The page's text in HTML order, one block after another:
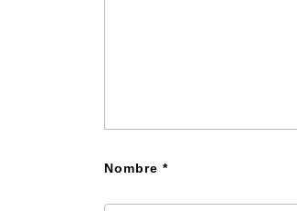
Nombre *